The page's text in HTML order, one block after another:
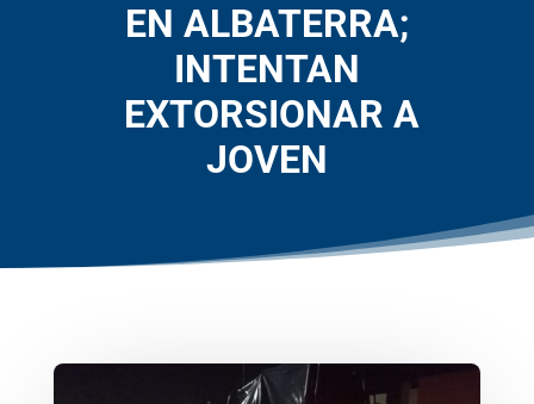
EN ALBATERRA;
INTENTAN
EXTORSIONAR A
JOVEN